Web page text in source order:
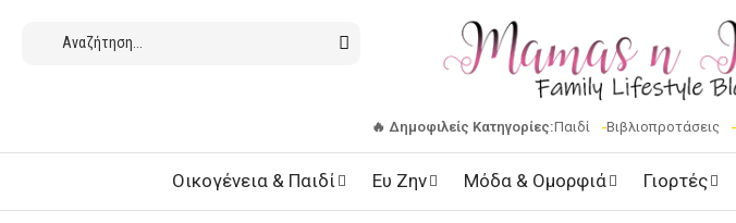
🔥 Δημοφιλείς Κατηγορίες:Παιδί Βιβλιοπροτάσεις
Οικογένεια & Παιδί Ευ Ζην Μόδα & Ομορφιά Γιορτές